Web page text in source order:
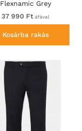
Flexnamic Grey
37 990 Ft áfával
Kosárba rakás